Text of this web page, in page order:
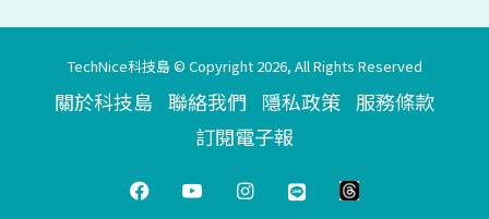
TechNice科技島 © Copyright 2026, All Rights Reserved
關於科技島 聯絡我們 隱私政策 服務條款
訂閱電子報